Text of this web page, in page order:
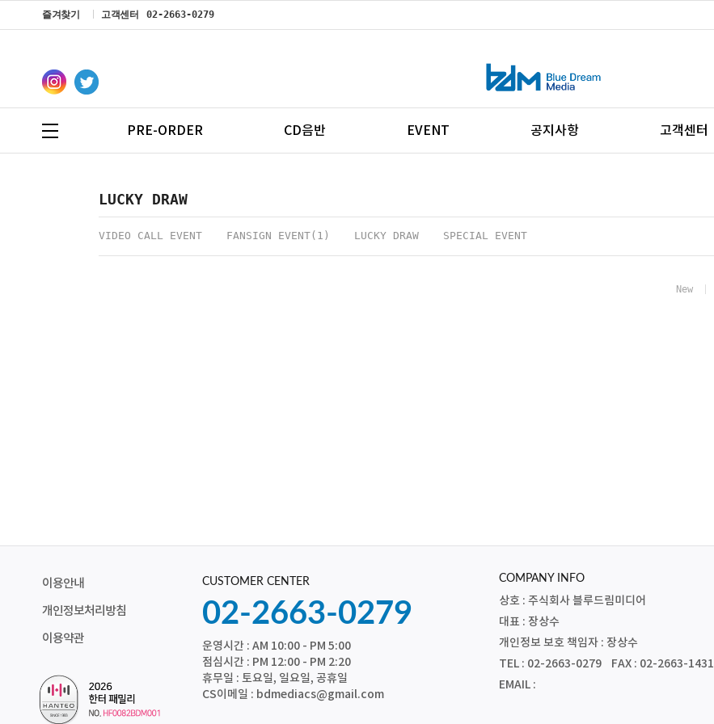
즐겨찾기 고객센터 02-2663-0279
PRE-ORDER CD음반 EVENT 공지사항 고객센터
LUCKY DRAW
VIDEO CALL EVENT FANSIGN EVENT(1) LUCKY DRAW SPECIAL EVENT
New
이용안내
개인정보처리방침
이용약관
CUSTOMER CENTER
02-2663-0279
운영시간 : AM 10:00 - PM 5:00
점심시간 : PM 12:00 - PM 2:20
휴무일 : 토요일, 일요일, 공휴일
CS이메일 : bdmediacs@gmail.com
COMPANY INFO
상호 : 주식회사 블루드림미디어
대표 : 장상수
개인정보 보호 책임자 : 장상수
TEL : 02-2663-0279 FAX : 02-2663-1431
EMAIL :